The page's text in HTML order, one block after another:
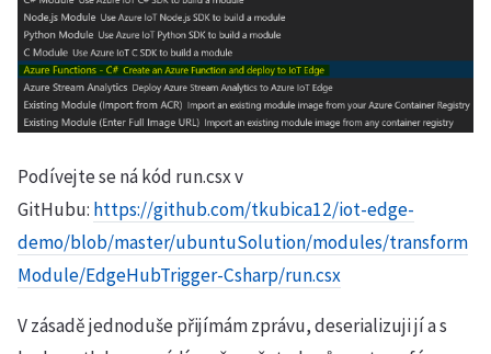
Podívejte se ná kód run.csx v
GitHubu: https://github.com/tkubica12/iot-edge-
demo/blob/master/ubuntuSolution/modules/transform
Module/EdgeHubTrigger-Csharp/run.csx
V zásadě jednoduše přijímám zprávu, deserializuji jí a s